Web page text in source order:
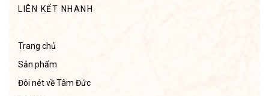
LIÊN KẾT NHANH
Trang chủ
Sản phẩm
Đôi nét về Tâm Đức